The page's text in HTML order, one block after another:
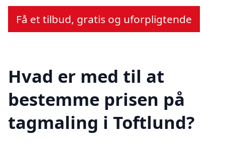
Få et tilbud, gratis og uforpligtende
Hvad er med til at
bestemme prisen på
tagmaling i Toftlund?